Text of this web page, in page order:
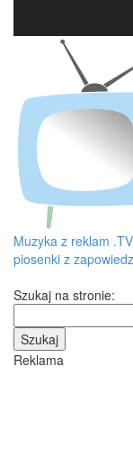
Muzyka z reklam .TV
piosenki z
Szukaj na stronie:
Reklama